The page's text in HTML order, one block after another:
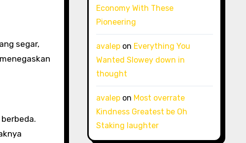
segar,
Economy With These
Pioneering
avalepon Everything You
Wanted Slowey down in
thought
avalepon Most overrate
Kindness Greatest be Oh
Staking laughter